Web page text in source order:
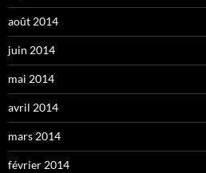
août 2014
juin 2014
mai 2014
avril 2014
mars 2014
février 2014